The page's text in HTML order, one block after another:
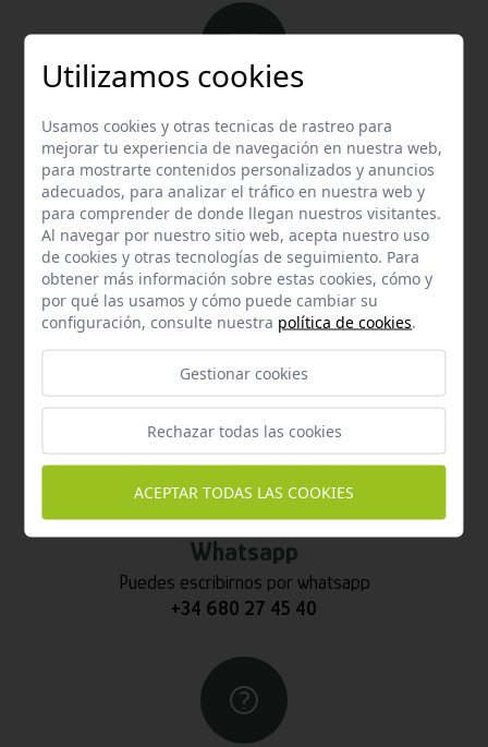
Email
Contacta con nosotros vía email
hola@welovemascotas.com
Teléfono
Contacta con nosotros a través del teléfono
Whatsapp
Puedes escribirnos por whatsapp
+34 680 27 45 40
Utilizamos cookies
Usamos cookies y otras tecnicas de rastreo para
mejorar tu experiencia de navegación en nuestra web,
para mostrarte contenidos personalizados y anuncios
adecuados, para analizar el tráfico en nuestra web y
para comprender de donde llegan nuestros visitantes.
Al navegar por nuestro sitio web, acepta nuestro uso
de cookies y otras tecnologías de seguimiento. Para
obtener más información sobre estas cookies, cómo y
por qué las usamos y cómo puede cambiar su
configuración, consulte nuestra política de cookies.
Gestionar cookies
Rechazar todas las cookies
ACEPTAR TODAS LAS COOKIES